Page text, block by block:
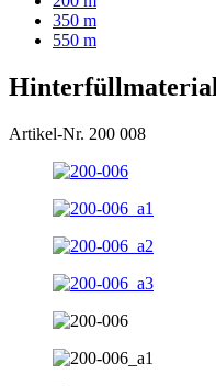
350 m
550 m
Artikel-Nr. 200 008